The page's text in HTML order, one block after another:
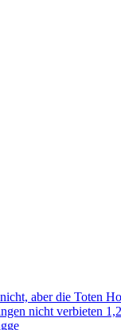
aber die Toten
nicht verbieten